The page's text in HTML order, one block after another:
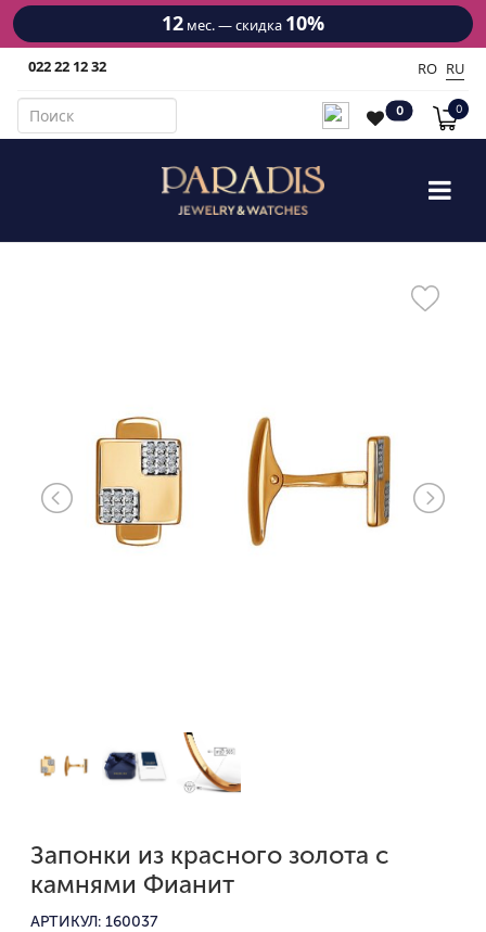
12 мес. — скидка 10%
022 22 12 32 RO RU
0 0
Запонки из красного золота с
камнями Фианит
АРТИКУЛ: 160037